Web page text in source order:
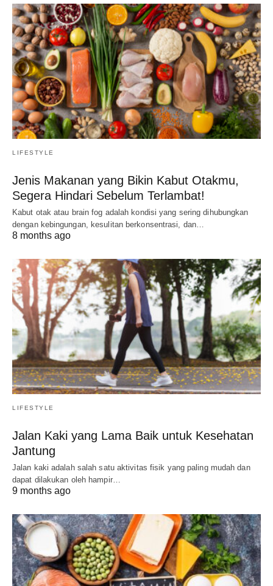
LIFESTYLE
Jenis Makanan yang Bikin Kabut Otakmu,
Segera Hindari Sebelum Terlambat!
Kabut otak atau brain fog adalah kondisi yang sering dihubungkan
dengan kebingungan, kesulitan berkonsentrasi, dan…
8 months ago
LIFESTYLE
Jalan Kaki yang Lama Baik untuk Kesehatan
Jantung
Jalan kaki adalah salah satu aktivitas fisik yang paling mudah dan
dapat dilakukan oleh hampir…
9 months ago